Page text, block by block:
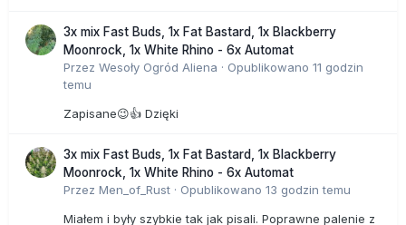
3x mix Fast Buds, 1x Fat Bastard, 1x Blackberry
Moonrock, 1x White Rhino - 6x Automat
Przez Wesoły Ogród Aliena · Opublikowano 11 godzin
temu
Zapisane😉👍 Dzięki
3x mix Fast Buds, 1x Fat Bastard, 1x Blackberry
Moonrock, 1x White Rhino - 6x Automat
Przez Men_of_Rust · Opublikowano 13 godzin temu
Miałem i były szybkie tak jak pisali. Poprawne palenie z